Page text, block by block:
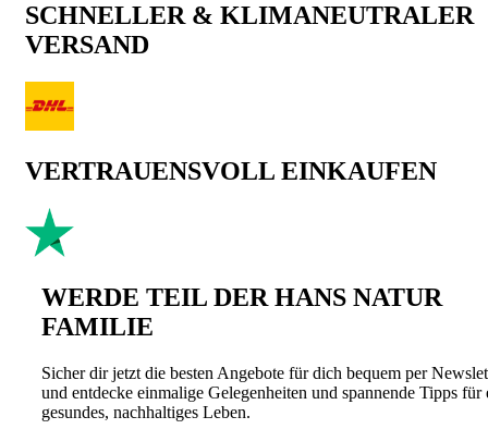
SCHNELLER & KLIMANEUTRALER
VERSAND
VERTRAUENSVOLL EINKAUFEN
WERDE TEIL DER HANS NATUR
FAMILIE
Sicher dir jetzt die besten Angebote für dich bequem per
und entdecke einmalige Gelegenheiten und spannende Tipps für
gesundes, nachhaltiges Leben.